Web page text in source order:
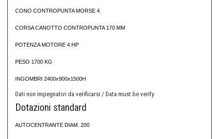
CONO CONTROPUNTA MORSE 4
CORSA CANOTTO CONTROPUNTA 170 MM
POTENZA MOTORE 4 HP
PESO 1700 KG
INGOMBRI 2400x900x1500H
Dati non impegnativi da verificarsi / Data must be verify
Dotazioni standard
AUTOCENTRANTE DIAM. 200